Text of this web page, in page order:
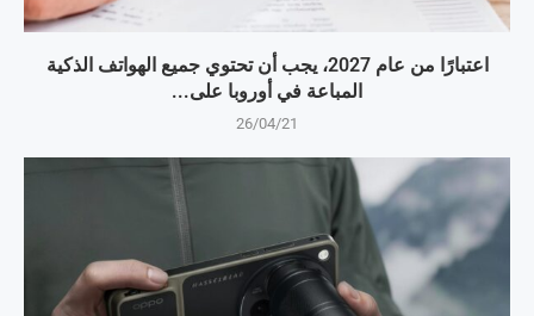
اعتبارًا من عام 2027، يجب أن تحتوي جميع الهواتف الذكية
المباعة في أوروبا على...
26/04/21